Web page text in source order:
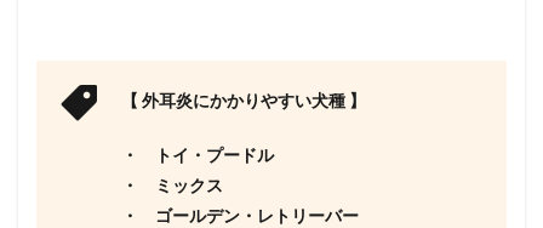
【 外耳炎にかかりやすい犬種 】
・ トイ・プードル
・ ミックス
・ ゴールデン・レトリーバー